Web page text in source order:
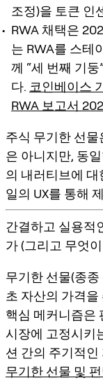
조정)을 토큰 인
RWA 채택은
는 RWA를 스테
께 “세 번째 기
다. 코인베이스
RWA 보고서
주식 무기한 선
은 아니지만, 동
의 내러티브에
일의 UX를 통해
간결하고 실용적
가 (그리고 무엇
무기한 선물(종종
초 자산의 가격
핵심 메커니즘은
시장에 고정시키
션 간의 주기적
무기한 선물 및